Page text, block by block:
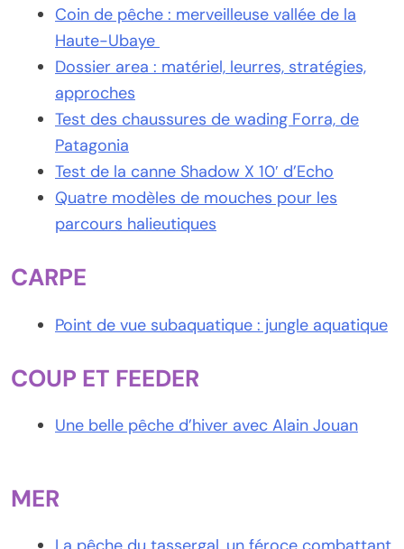
Coin de pêche : merveilleuse vallée de la
Haute-Ubaye
Dossier area : matériel, leurres, stratégies,
approches
Test des chaussures de wading Forra, de
Patagonia
Test de la canne Shadow X 10′ d’Echo
Quatre modèles de mouches pour les
parcours halieutiques
CARPE
Point de vue subaquatique : jungle aquatique
COUP ET FEEDER
Une belle pêche d’hiver avec Alain Jouan
MER